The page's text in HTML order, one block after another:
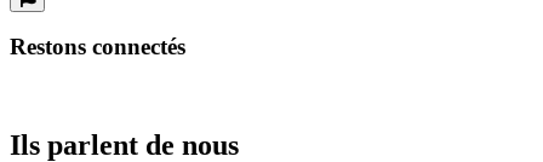
Restons connectés
Ils parlent de nous